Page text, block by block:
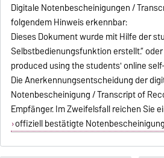
Digitale Notenbescheinigungen /
folgendem Hinweis erkennbar:
Dieses Dokument wurde mit Hilfe der
Selbstbedienungsfunktion erstellt.“
produced using the students' online
Die Anerkennungsentscheidung der
Notenbescheinigung / Transcript of
Empfänger. Im Zweifelsfall reichen Sie
offiziell bestätigte Notenbescheinigung